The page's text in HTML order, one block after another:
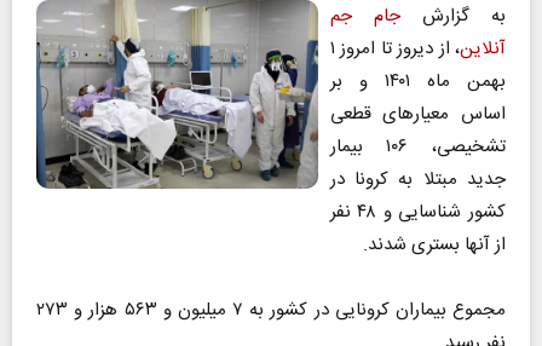
به گزارشجام جم
آنلاین
، از دیروز تا امروز ۱
بهمن ماه ۱۴۰۱ و بر
اساس معیارهای قطعی
تشخیصی، ۱۰۶ بیمار
جدید مبتلا به کرونا در
کشور شناسایی و ۴۸ نفر
از آنها بستری شدند.
مجموع بیماران کرونایی در کشور به ۷ میلیون و ۵۶۳ هزار و ۲۷۳